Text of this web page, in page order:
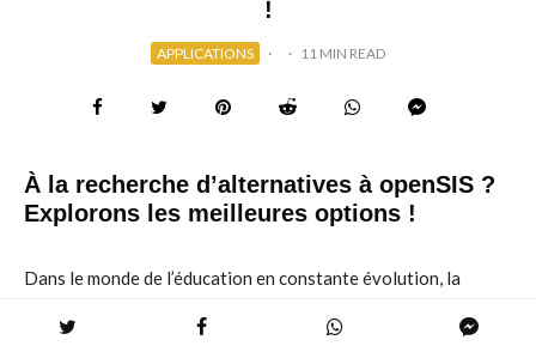
!
APPLICATIONS · · 11 MIN READ
À la recherche d’alternatives à openSIS ?
Explorons les meilleures options !
Dans le monde de l’éducation en constante évolution, la
administratives et améliorer l’expérience d’apprentissage. Les